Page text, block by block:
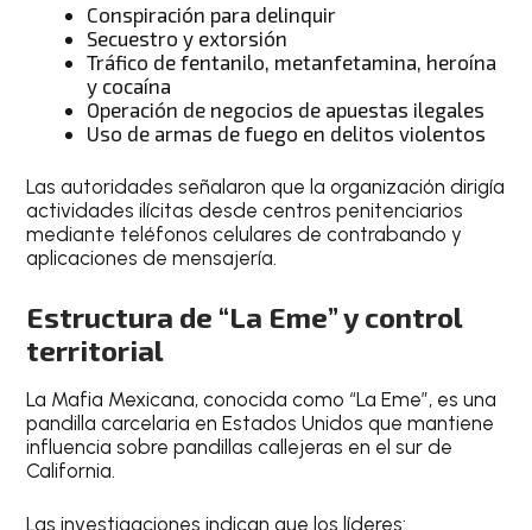
Conspiración para delinquir
Secuestro y extorsión
Tráfico de fentanilo, metanfetamina, heroína
y cocaína
Operación de negocios de apuestas ilegales
Uso de armas de fuego en delitos violentos
Las autoridades señalaron que la organización dirigía
actividades ilícitas desde centros penitenciarios
mediante teléfonos celulares de contrabando y
aplicaciones de mensajería.
Estructura de “La Eme” y control
territorial
La Mafia Mexicana, conocida como “La Eme”, es una
pandilla carcelaria en Estados Unidos que mantiene
influencia sobre pandillas callejeras en el sur de
California.
Las investigaciones indican que los líderes: